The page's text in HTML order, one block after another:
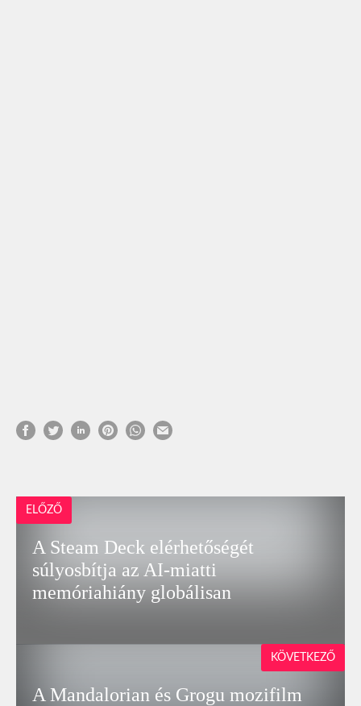
ELŐZŐ
A Steam Deck elérhetőségét
súlyosbítja az AI-miatti
memóriahiány globálisan
A Mandalorian és Grogu mozifilm
KÖVETKEZŐ